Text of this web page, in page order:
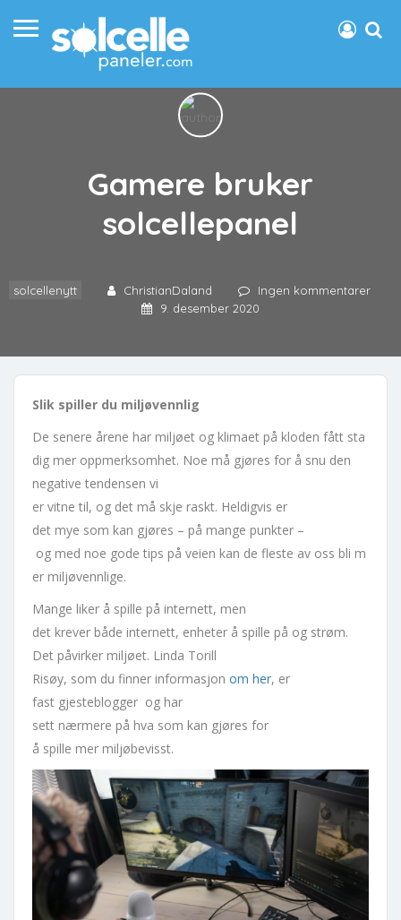
Gamere bruker
solcellepanel
solcellenytt ChristianDaland
Ingen kommentarer
9. desember 2020
Slik spiller du miljøvennlig
De senere årene har miljøet og klimaet på kloden fått sta
dig mer oppmerksomhet. Noe må gjøres for å snu den
negative tendensen vi
er vitne til, og det må skje raskt. Heldigvis er
det mye som kan gjøres – på mange punkter –
og med noe gode tips på veien kan de fleste av oss bli m
er miljøvennlige.
Mange liker å spille på internett, men
det krever både internett, enheter å spille på og strøm.
Det påvirker miljøet. Linda Torill
Risøy, som du finner informasjon om her, er
fast gjesteblogger og har
sett nærmere på hva som kan gjøres for
å spille mer miljøbevisst.